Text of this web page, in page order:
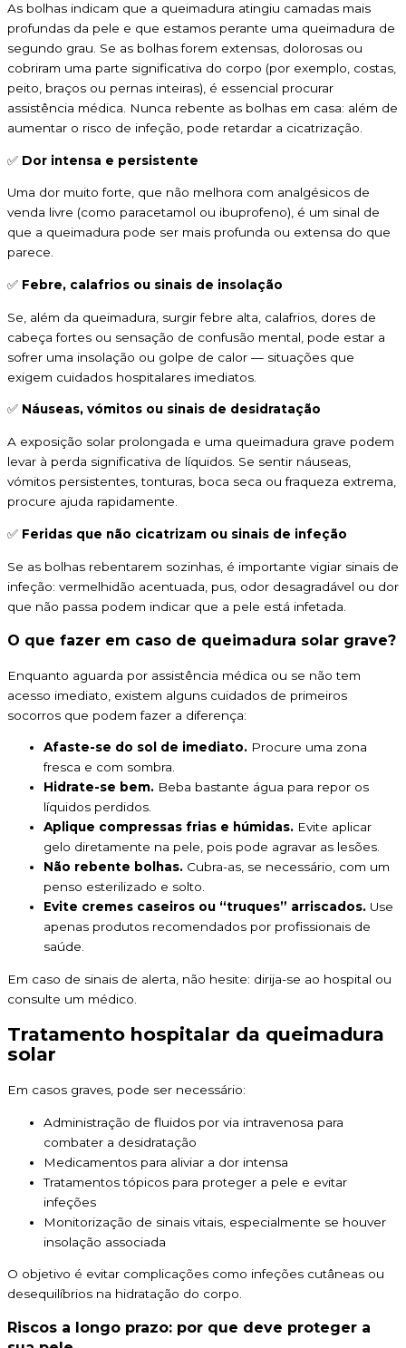
As bolhas indicam que a queimadura atingiu camadas mais
profundas da pele e que estamos perante uma queimadura de
segundo grau. Se as bolhas forem extensas, dolorosas ou
cobriram uma parte significativa do corpo (por exemplo, costas,
peito, braços ou pernas inteiras), é essencial procurar
assistência médica. Nunca rebente as bolhas em casa: além de
aumentar o risco de infeção, pode retardar a cicatrização.
✅ Dor intensa e persistente
Uma dor muito forte, que não melhora com analgésicos de
venda livre (como paracetamol ou ibuprofeno), é um sinal de
que a queimadura pode ser mais profunda ou extensa do que
parece.
✅ Febre, calafrios ou sinais de insolação
Se, além da queimadura, surgir febre alta, calafrios, dores de
cabeça fortes ou sensação de confusão mental, pode estar a
sofrer uma insolação ou golpe de calor — situações que
exigem cuidados hospitalares imediatos.
✅ Náuseas, vómitos ou sinais de desidratação
A exposição solar prolongada e uma queimadura grave podem
levar à perda significativa de líquidos. Se sentir náuseas,
vómitos persistentes, tonturas, boca seca ou fraqueza extrema,
procure ajuda rapidamente.
✅ Feridas que não cicatrizam ou sinais de infeção
Se as bolhas rebentarem sozinhas, é importante vigiar sinais de
infeção: vermelhidão acentuada, pus, odor desagradável ou dor
que não passa podem indicar que a pele está infetada.
O que fazer em caso de queimadura solar grave?
Enquanto aguarda por assistência médica ou se não tem
acesso imediato, existem alguns cuidados de primeiros
socorros que podem fazer a diferença:
Afaste-se do sol de imediato. Procure uma zona
fresca e com sombra.
Hidrate-se bem. Beba bastante água para repor os
líquidos perdidos.
Aplique compressas frias e húmidas. Evite aplicar
gelo diretamente na pele, pois pode agravar as lesões.
Não rebente bolhas. Cubra-as, se necessário, com um
penso esterilizado e solto.
Evite cremes caseiros ou “truques” arriscados. Use
apenas produtos recomendados por profissionais de
saúde.
Em caso de sinais de alerta, não hesite: dirija-se ao hospital ou
consulte um médico.
Tratamento hospitalar da queimadura
solar
Em casos graves, pode ser necessário:
Administração de fluidos por via intravenosa para
combater a desidratação
Medicamentos para aliviar a dor intensa
Tratamentos tópicos para proteger a pele e evitar
infeções
Monitorização de sinais vitais, especialmente se houver
insolação associada
O objetivo é evitar complicações como infeções cutâneas ou
desequilíbrios na hidratação do corpo.
Riscos a longo prazo: por que deve proteger a